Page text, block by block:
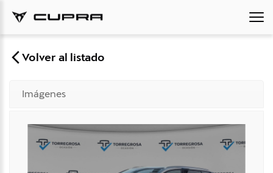
Volver al listado
Imágenes